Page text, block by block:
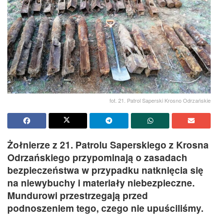
fot. 21. Patrol Saperski Krosno Odrzańskie
Żołnierze z 21. Patrolu Saperskiego z Krosna
Odrzańskiego przypominają o zasadach
bezpieczeństwa w przypadku natknięcia się
na niewybuchy i materiały niebezpieczne.
Mundurowi przestrzegają przed
podnoszeniem tego, czego nie upuściliśmy.